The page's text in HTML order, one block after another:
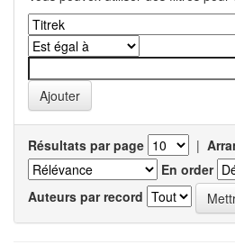
Résultats par page |
En order
Auteurs par record